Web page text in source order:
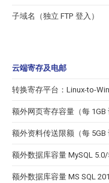
子域名（独立 FTP 登入）
云端寄存及电邮
转换寄存平台：Linux-to-
额外网页寄存容量（每 1GB
额外资料传送限额（每 5GB
额外数据库容量 MySQL 5.0/
额外数据库容量 MS SQL